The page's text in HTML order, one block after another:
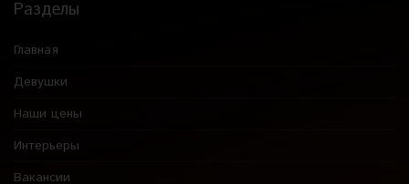
Разделы
Главная
Девушки
Наши цены
Интерьеры
Вакансии